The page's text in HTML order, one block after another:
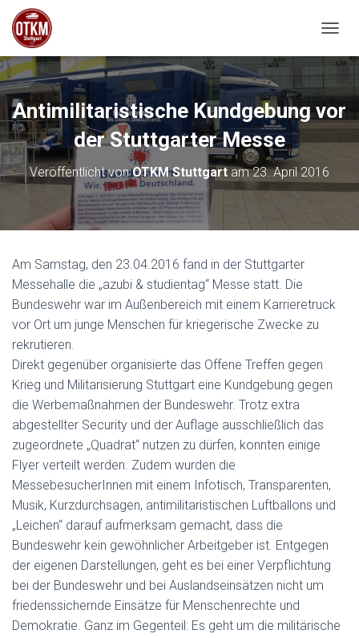
Antimilitaristische Kundgebung vor
der Stuttgarter Messe
Veröffentlicht vonOTKM Stuttgartam23. April 2016
Am Samstag, den 23.04.2016 fand in der Stuttgarter
Messehalle die „azubi & studientag“ Messe statt. Die
Bundeswehr war im Außenbereich mit einem Karrieretruck
vor Ort um junge Menschen für kriegerische Zwecke zu
rekrutieren.
Direkt gegenüber organisierte das Offene Treffen gegen
Krieg und Militarisierung Stuttgart eine Kundgebung gegen
die Werbemaßnahmen der Bundeswehr. Trotz extra
abgestellter Security und der Auflage ausschließlich das
zugeordnete „Quadrat“ nutzen zu dürfen, konnten einige
Flyer verteilt werden. Zudem wurden die
MessebesucherInnen mit einem Infotisch, Transparenten,
Musik, Kurzdurchsagen, antimilitaristischen Luftballons und
„Leichen“ darauf aufmerksam gemacht, dass die
Bundeswehr kein gewöhnlicher Arbeitgeber ist. Entgegen
der eigenen Darstellungen, geht es bei einer Verpflichtung
bei der Bundeswehr und bei Auslandseinsätzen nicht um
friedenssichernde Einsätze für Menschenrechte und
Demokratie. Ganz im Gegenteil: Es geht um die militärische